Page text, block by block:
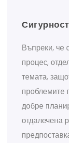
Сигурност
Въпреки, че
процес,
темата,
проблемите
добре
отдалечена